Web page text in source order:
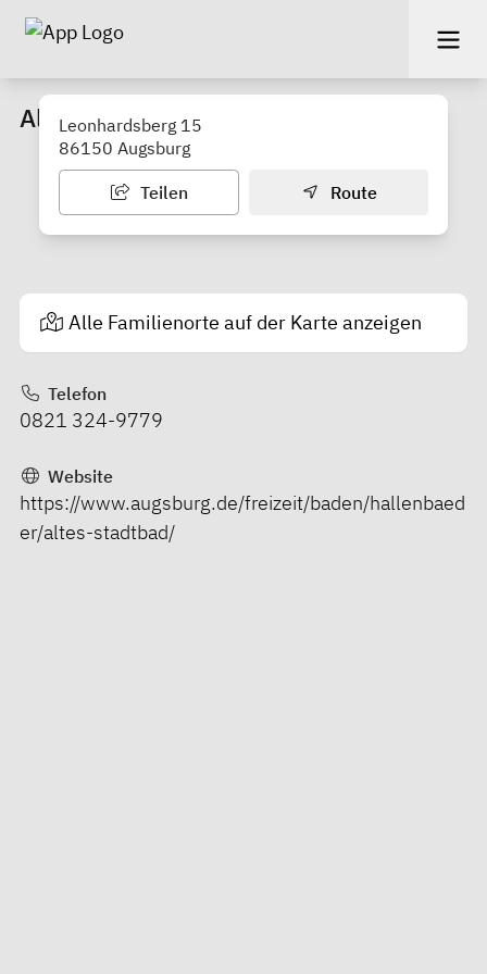
Altes Stadtbad
Leonhardsberg 15
86150 Augsburg
Teilen Route
Alle Familienorte auf der Karte anzeigen
Telefon
0821 324-9779
Website
https://www.augsburg.de/freizeit/baden/hallenbaed
er/altes-stadtbad/